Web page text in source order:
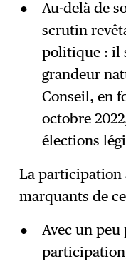
Au-delà de
scrutin
politique : il
grandeur
Conseil, en
octobre
élections
La participation
marquants de
Avec un peu